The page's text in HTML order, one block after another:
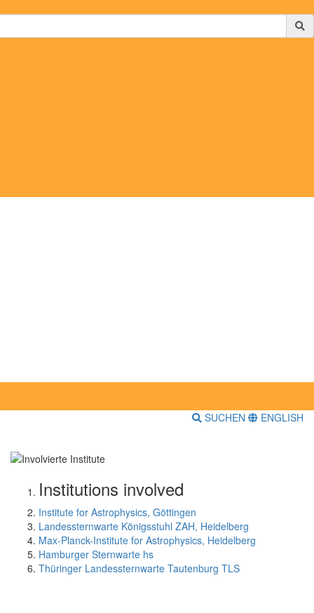
SUCHEN ENGLISH
Institutions involved
Institute for Astrophysics, Göttingen
Landessternwarte Königsstuhl ZAH, Heidelberg
Max-Planck-Institute for Astrophysics, Heidelberg
Hamburger Sternwarte hs
Thüringer Landessternwarte Tautenburg TLS